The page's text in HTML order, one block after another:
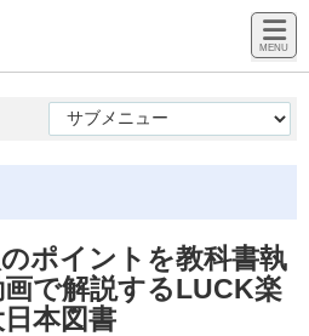
ポイントを教科書執
で解説するLUCK楽
本図書